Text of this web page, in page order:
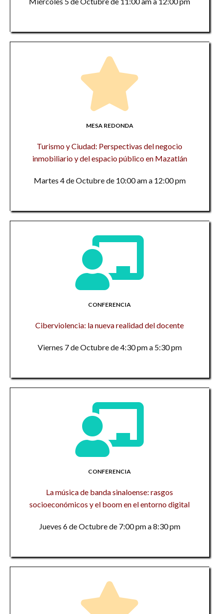
MESA REDONDA
Turismo y Ciudad: Perspectivas del negocio
inmobiliario y del espacio público en Mazatlán
Martes 4 de Octubre de 10:00 am a 12:00 pm
CONFERENCIA
Ciberviolencia: la nueva realidad del docente
Viernes 7 de Octubre de 4:30 pm a 5:30 pm
CONFERENCIA
La música de banda sinaloense: rasgos
socioeconómicos y el boom en el entorno digital
Jueves 6 de Octubre de 7:00 pm a 8:30 pm